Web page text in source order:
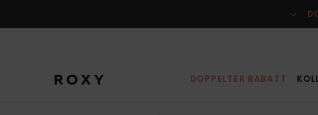
DOPPELTER RABATT